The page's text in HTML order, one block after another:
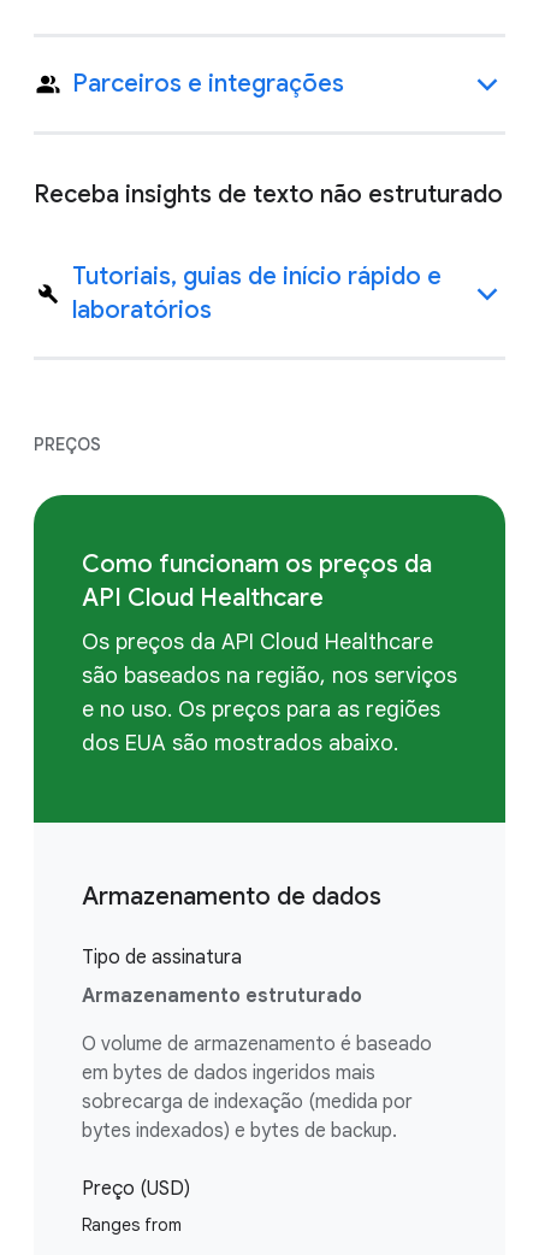
Parceiros e integrações
Receba insights de texto não estruturado
Tutoriais, guias de início rápido e
laboratórios
PREÇOS
Como funcionam os preços da
API Cloud Healthcare
Os preços da API Cloud Healthcare
são baseados na região, nos serviços
e no uso. Os preços para as regiões
dos EUA são mostrados abaixo.
Armazenamento de dados
Tipo de assinatura
Armazenamento estruturado
O volume de armazenamento é baseado
em bytes de dados ingeridos mais
sobrecarga de indexação (medida por
bytes indexados) e bytes de backup.
Preço (USD)
Ranges from